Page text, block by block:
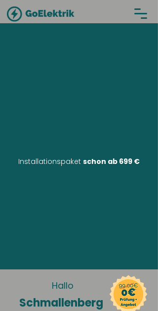
Installationspaket schon ab 699 €
Hallo
Schmallenberg